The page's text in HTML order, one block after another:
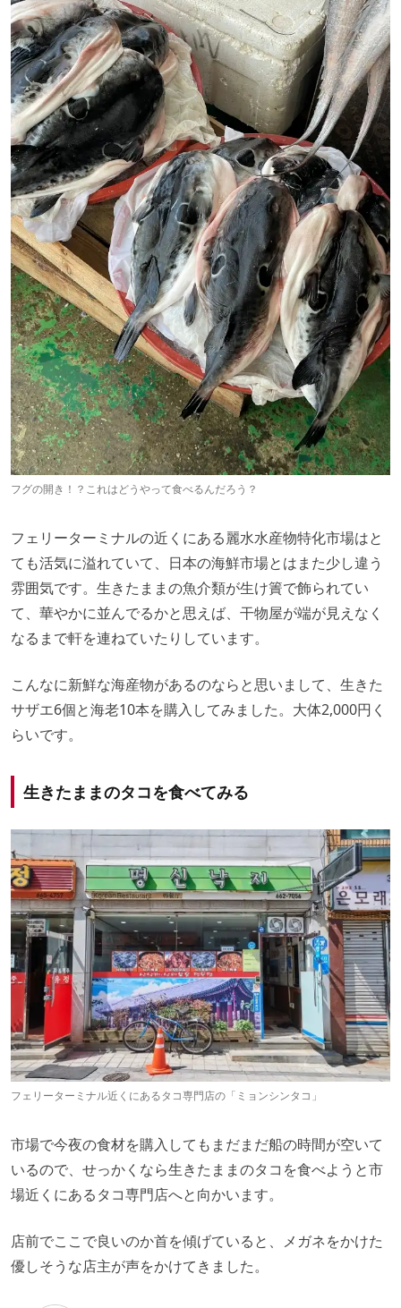
フグの開き！？これはどうやって食べるんだろう？
フェリーターミナルの近くにある麗水水産物特化市場はと
ても活気に溢れていて、日本の海鮮市場とはまた少し違う
雰囲気です。生きたままの魚介類が生け簀で飾られてい
て、華やかに並んでるかと思えば、干物屋が端が見えなく
なるまで軒を連ねていたりしています。
こんなに新鮮な海産物があるのならと思いまして、生きた
サザエ6個と海老10本を購入してみました。大体2,000円く
らいです。
生きたままのタコを食べてみる
フェリーターミナル近くにあるタコ専門店の「ミョンシンタコ」
市場で今夜の食材を購入してもまだまだ船の時間が空いて
いるので、せっかくなら生きたままのタコを食べようと市
場近くにあるタコ専門店へと向かいます。
店前でここで良いのか首を傾げていると、メガネをかけた
優しそうな店主が声をかけてきました。